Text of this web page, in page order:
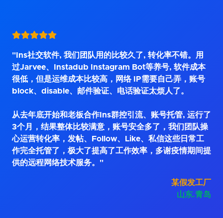
"Ins社交软件, 我们团队用的比较久了, 转化率不错。用
过Jarvee、Instadub Instagram Bot等养号, 软件成本
很低，但是运维成本比较高，网络 IP需要自己弄，账号
block、disable、邮件验证、电话验证太烦人了。
从去年底开始和老板合作Ins群控引流、账号托管, 运行了
3个月，结果整体比较满意，账号安全多了，我们团队操
心运营转化率，发帖、Follow、Like、私信这些日常工
作完全托管了，极大了提高了工作效率，多谢疫情期间提
供的远程网络技术服务。"
某假发工厂
山东.青岛